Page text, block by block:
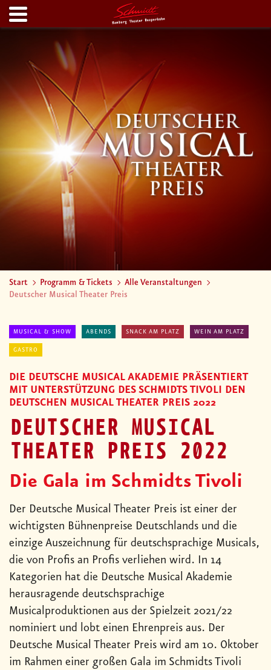
Start Programm & Tickets
Alle Veranstaltungen
Deutscher Musical Theater Preis
MUSICAL & SHOW ABENDS SNACK AM PLATZ WEIN AM PLATZ
GASTRO
DIE DEUTSCHE MUSICAL AKADEMIE PRÄSENTIERT
MIT UNTERSTÜTZUNG DES SCHMIDTS TIVOLI DEN
DEUTSCHEN MUSICAL THEATER PREIS 2022
DEUTSCHER MUSICAL
THEATER PREIS 2022
Die Gala im Schmidts Tivoli
Der Deutsche Musical Theater Preis ist einer der
wichtigsten Bühnenpreise Deutschlands und die
einzige Auszeichnung für deutschsprachige Musicals,
die von Profis an Profis verliehen wird. In 14
Kategorien hat die Deutsche Musical Akademie
herausragende deutschsprachige
Musicalproduktionen aus der Spielzeit 2021/22
nominiert und lobt einen Ehrenpreis aus. Der
Deutsche Musical Theater Preis wird am 10. Oktober
im Rahmen einer großen Gala im Schmidts Tivoli